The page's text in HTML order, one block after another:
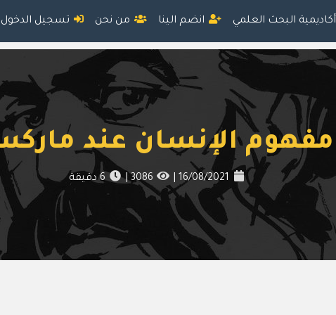
أكاديمية البحث العلمي انضم الينا من نحن تسجيل الدخول
مفهوم الإنسان عند
16/08/2021
|
6دقيقة